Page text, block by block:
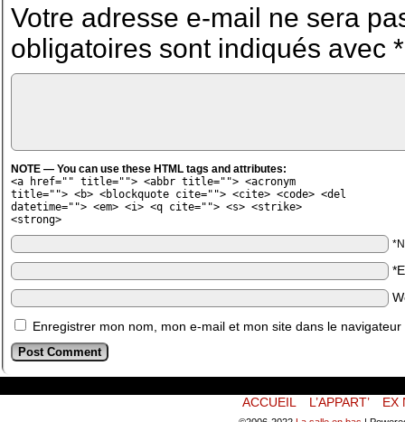
Votre adresse e-mail ne sera
obligatoires sont indiqués avec *
NOTE — You can use these HTML tags and attributes:
<a href="" title=""> <abbr title=""> <acronym
title=""> <b> <blockquote cite=""> <cite> <code> <del
datetime=""> <em> <i> <q cite=""> <s> <strike>
<strong>
Enregistrer mon nom, mon e-mail et mon site dans le
ACCUEIL L’APPART’ EX